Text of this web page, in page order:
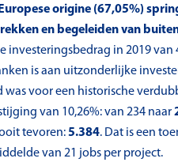
origine (67,05%)
en begeleiden van
investeringsbedrag in 2019 van
is aan uitzonderlijke
was voor een historische
van 10,26%: van 234 naar
tevoren:5.384. Dat is een
van 21 jobs per project.